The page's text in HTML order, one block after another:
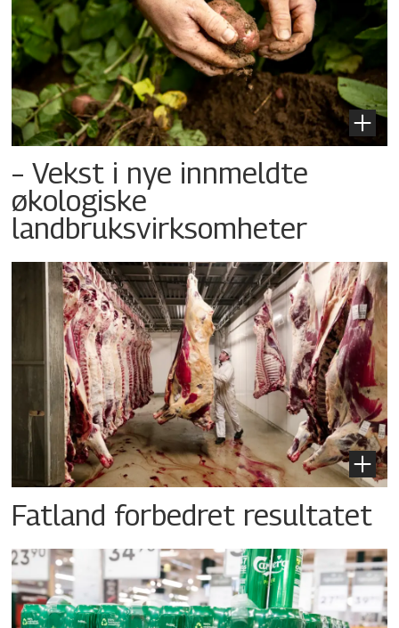
– Vekst i nye innmeldte
økologiske
landbruksvirksomheter
Fatland forbedret resultatet